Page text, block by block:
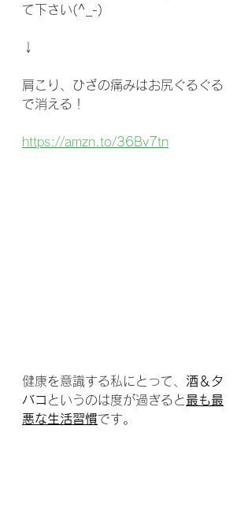
て下さい(^_-)
↓
肩こり、ひざの痛みはお尻ぐるぐる
で消える！
https://amzn.to/36Bv7tn
健康を意識する私にとって、 酒＆タ
バコ というのは度が過ぎると 最も最
悪な生活習慣です。